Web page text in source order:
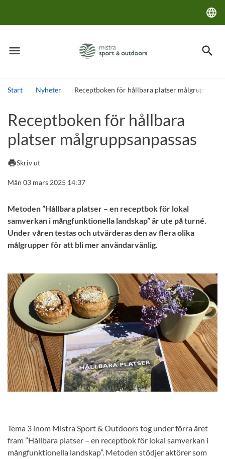
language
menu
Meny search
Sök
Start Nyheter Receptboken för hållbara platser
Receptboken för hållbara
platser målgruppsanpassas
printSkriv ut
Mån 03 mars 2025 14:37
Metoden ”Hållbara platser – en receptbok för lokal
samverkan i mångfunktionella landskap” är ute på turné.
Under våren testas och utvärderas den av flera olika
målgrupper för att bli mer användarvänlig.
Tema 3 inom Mistra Sport & Outdoors tog under förra året
fram ”Hållbara platser – en receptbok för lokal samverkan i
mångfunktionella landskap”. Metoden stödjer aktörer som